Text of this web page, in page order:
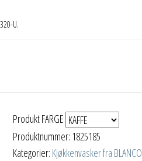
U.
Produkt FARGE
Produktnummer: 1825185
Kategorier: Kjøkkenvasker fra BLANCO